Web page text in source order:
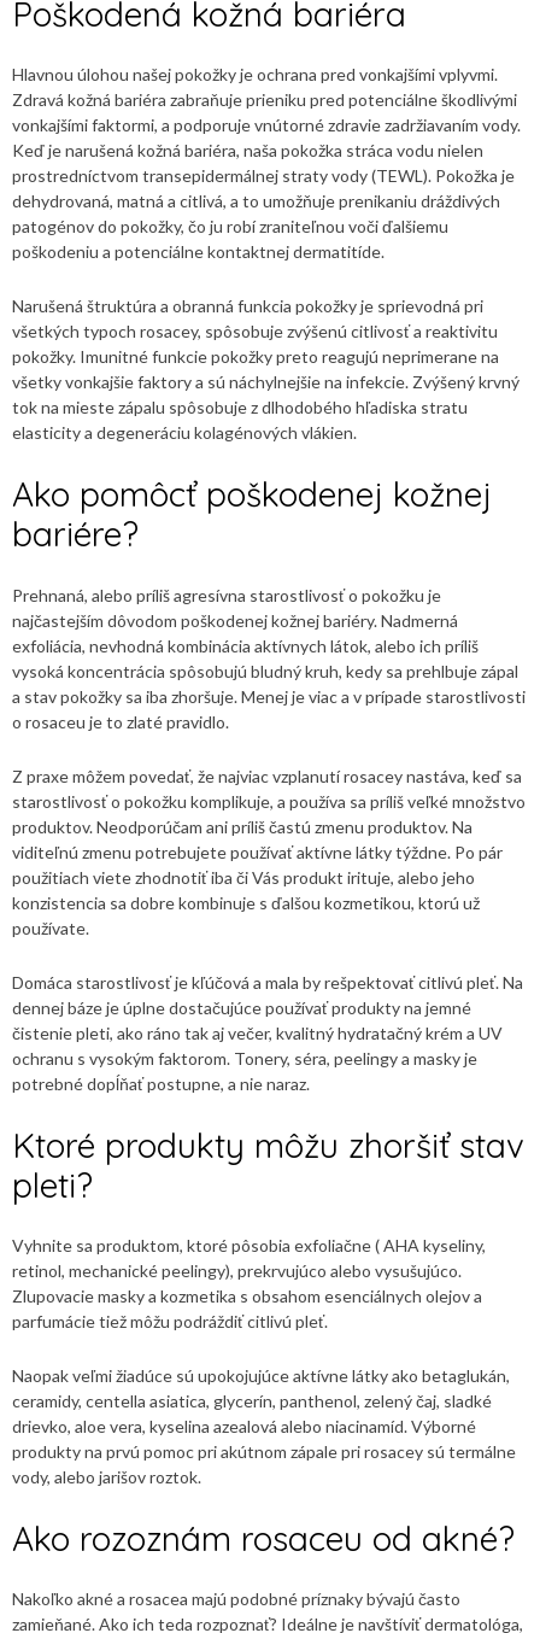
Poškodená kožná bariéra
Hlavnou úlohou našej pokožky je ochrana pred vonkajšími vplyvmi.
Zdravá kožná bariéra zabraňuje prieniku pred potenciálne škodlivými
vonkajšími faktormi, a podporuje vnútorné zdravie zadržiavaním vody.
Keď je narušená kožná bariéra, naša pokožka stráca vodu nielen
prostredníctvom transepidermálnej straty vody (TEWL). Pokožka je
dehydrovaná, matná a citlivá, a to umožňuje prenikaniu dráždivých
patogénov do pokožky, čo ju robí zraniteľnou voči ďalšiemu
poškodeniu a potenciálne kontaktnej dermatitíde.
Narušená štruktúra a obranná funkcia pokožky je sprievodná pri
všetkých typoch rosacey, spôsobuje zvýšenú citlivosť a reaktivitu
pokožky. Imunitné funkcie pokožky preto reagujú neprimerane na
všetky vonkajšie faktory a sú náchylnejšie na infekcie. Zvýšený krvný
tok na mieste zápalu spôsobuje z dlhodobého hľadiska stratu
elasticity a degeneráciu kolagénových vlákien.
Ako pomôcť poškodenej kožnej
bariére?
Prehnaná, alebo príliš agresívna starostlivosť o pokožku je
najčastejším dôvodom poškodenej kožnej bariéry. Nadmerná
exfoliácia, nevhodná kombinácia aktívnych látok, alebo ich príliš
vysoká koncentrácia spôsobujú bludný kruh, kedy sa prehlbuje zápal
a stav pokožky sa iba zhoršuje. Menej je viac a v prípade starostlivosti
o rosaceu je to zlaté pravidlo.
Z praxe môžem povedať, že najviac vzplanutí rosacey nastáva, keď sa
starostlivosť o pokožku komplikuje, a používa sa príliš veľké množstvo
produktov. Neodporúčam ani príliš častú zmenu produktov. Na
viditeľnú zmenu potrebujete používať aktívne látky týždne. Po pár
použitiach viete zhodnotiť iba či Vás produkt irituje, alebo jeho
konzistencia sa dobre kombinuje s ďalšou kozmetikou, ktorú už
používate.
Domáca starostlivosť je kľúčová a mala by rešpektovať citlivú pleť. Na
dennej báze je úplne dostačujúce používať produkty na jemné
čistenie pleti, ako ráno tak aj večer, kvalitný hydratačný krém a UV
ochranu s vysokým faktorom. Tonery, séra, peelingy a masky je
potrebné dopĺňať postupne, a nie naraz.
Ktoré produkty môžu zhoršiť stav
pleti?
Vyhnite sa produktom, ktoré pôsobia exfoliačne ( AHA kyseliny,
retinol, mechanické peelingy), prekrvujúco alebo vysušujúco.
Zlupovacie masky a kozmetika s obsahom esenciálnych olejov a
parfumácie tiež môžu podráždiť citlivú pleť.
Naopak veľmi žiadúce sú upokojujúce aktívne látky ako betaglukán,
ceramidy, centella asiatica, glycerín, panthenol, zelený čaj, sladké
drievko, aloe vera, kyselina azealová alebo niacinamíd. Výborné
produkty na prvú pomoc pri akútnom zápale pri rosacey sú termálne
vody, alebo jarišov roztok.
Ako rozoznám rosaceu od akné?
Nakoľko akné a rosacea majú podobné príznaky bývajú často
zamieňané. Ako ich teda rozpoznať? Ideálne je navštíviť dermatológa,